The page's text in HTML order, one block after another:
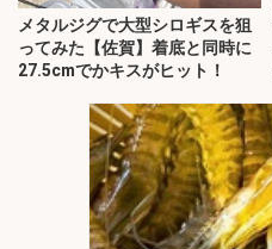
メタルジグで大型シロギスを狙
ってみた【佐賀】着底と同時に
27.5cmでかキスがヒット！